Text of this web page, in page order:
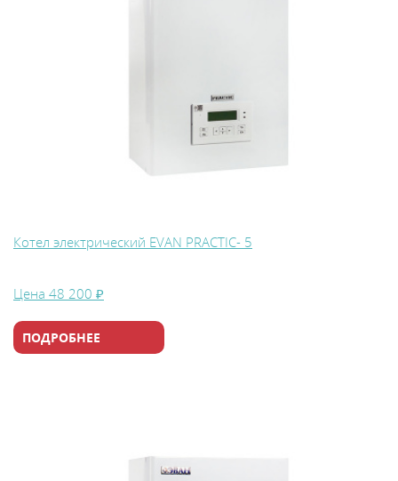
Котел электрический EVAN PRACTIC- 5
Цена 48 200 ₽
ПОДРОБНЕЕ